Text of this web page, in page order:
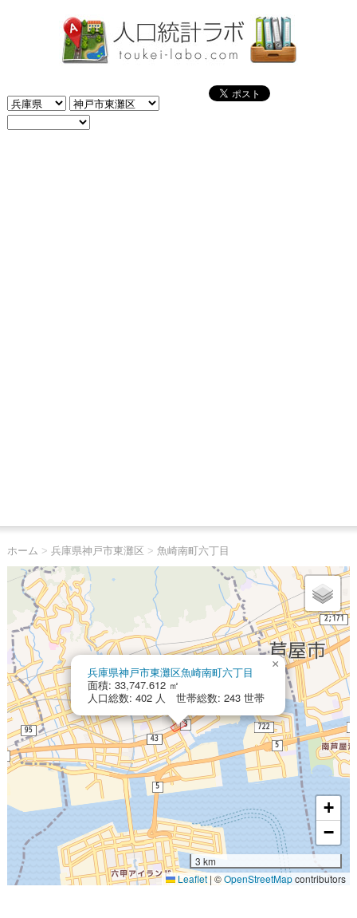
ホーム > 兵庫県神戸市東灘区 > 魚崎南町六丁目
兵庫県神戸市東灘区魚崎南町六丁目
面積: 33,747.612 ㎡
人口総数: 402 人 世帯総数: 243 世帯
×
+
−
3 km
Leaflet | ©OpenStreetMapcontributors